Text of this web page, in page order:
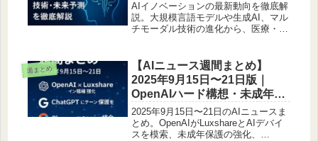
AIイノベーションの最新動向を徹底解
説。大規模言語モデルや生成AI、マル
チモーダル技術の進化から、医療・教
展望まで網羅。副業やビジネス活用の
ヒントも紹介します。
週まとめ
【AIニュース週間まとめ】
2025年9月15日〜21日版｜
OpenAIハード構想・未成年保
護・検索訴訟・Chrome統合・
安全研究
2025年9月15日〜21日のAIニュースま
とめ。OpenAIがLuxshareとAIデバイ
スを模索、未成年保護の強化、